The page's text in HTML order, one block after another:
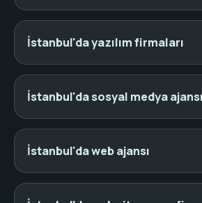
İstanbul'da yazılım firmaları
İstanbul'da sosyal medya ajansı
İstanbul'da web ajansı